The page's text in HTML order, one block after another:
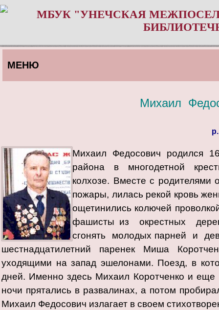
МБУК "УНЕЧСКАЯ
МЕНЮ
Михаил
Михаил Федосович родился
района в многодетной
колхозе. Вместе с родителями
пожары, лилась рекой кровь
ощетинились колючей
фашисты из окрестных
сгонять молодых парней и
шестнадцатилетний паренек Миша
уходящими на запад эшелонами. Поезд, в
дней. Именно здесь Михаил Коротченко и еще
ночи прятались в развалинах, а потом
Михаил Федосович излагает в своем